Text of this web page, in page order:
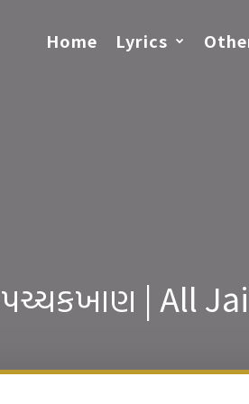
Home Lyrics
| All